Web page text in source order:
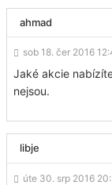
ahmad
sob 18. čer 2016
Jaké akcie
nejsou.
libje
úte 30. srp 2016